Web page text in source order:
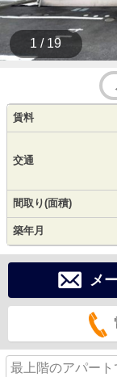
1 / 19
賃料
交通
間取り(面積)
築年月
メ
最上階のアパー